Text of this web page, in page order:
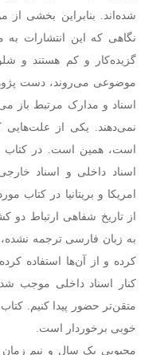
شده‌اند. بنابراین بخشی
نگاهی که این انتشارات به
گزیده‌کار و کم هستند و
موضوعی می‌روند،‌ دست
اسناد و مدارک مرتبط باز
نمی‌دهند. یکی از علت‌هایی
است، همین است. در کتاب
اسناد داخلی و اسناد
امریکا و بریتانیا در کتاب
از تاریخ شفاهی ارتباط
به زبان فارسی ترجمه
کرده و از آن‌ها استفاده
کنار اسناد داخلی موجب
متقن‌تر حضور پیدا کنیم.
خوبی برخوردار است.
محبوبی یک سال و نیم